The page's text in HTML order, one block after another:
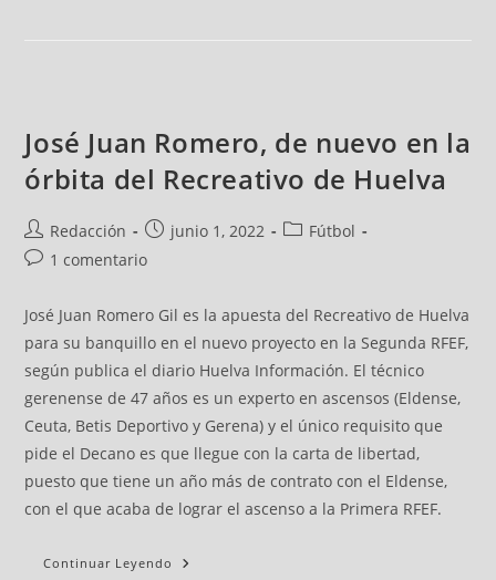
José Juan Romero, de nuevo en la
órbita del Recreativo de Huelva
Redacción junio 1, 2022
Fútbol
1 comentario
José Juan Romero Gil es la apuesta del Recreativo de Huelva
para su banquillo en el nuevo proyecto en la Segunda RFEF,
según publica el diario Huelva Información. El técnico
gerenense de 47 años es un experto en ascensos (Eldense,
Ceuta, Betis Deportivo y Gerena) y el único requisito que
pide el Decano es que llegue con la carta de libertad,
puesto que tiene un año más de contrato con el Eldense,
con el que acaba de lograr el ascenso a la Primera RFEF.
Continuar Leyendo